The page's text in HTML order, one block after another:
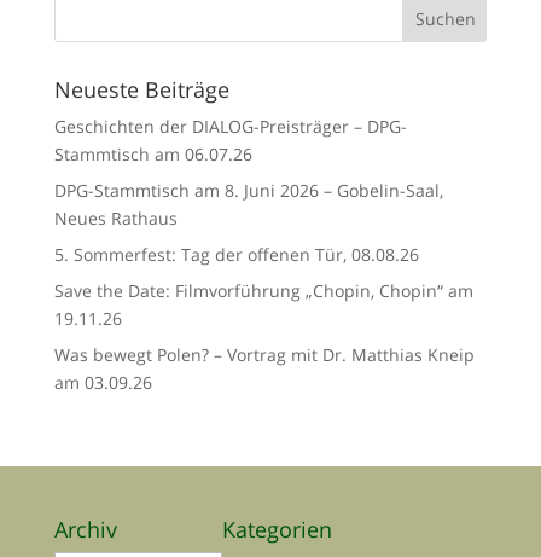
Neueste Beiträge
Geschichten der DIALOG-Preisträger – DPG-
Stammtisch am 06.07.26
DPG-Stammtisch am 8. Juni 2026 – Gobelin-Saal,
Neues Rathaus
5. Sommerfest: Tag der offenen Tür, 08.08.26
Save the Date: Filmvorführung „Chopin, Chopin“ am
19.11.26
Was bewegt Polen? – Vortrag mit Dr. Matthias Kneip
am 03.09.26
Archiv Kategorien